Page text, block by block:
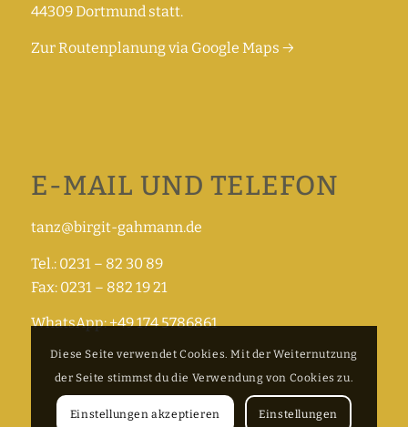
44309 Dortmund statt.
Zur Routenplanung via Google Maps →
E-MAIL UND TELEFON
tanz@birgit-gahmann.de
Tel.: 0231 – 82 30 89
Fax: 0231 – 882 19 21
WhatsApp: +49 174 5786861
Diese Seite verwendet Cookies. Mit der Weiternutzung
der Seite stimmst du die Verwendung von Cookies zu.
Einstellungen akzeptieren Einstellungen